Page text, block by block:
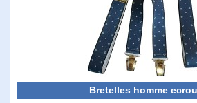
Bretelles homme